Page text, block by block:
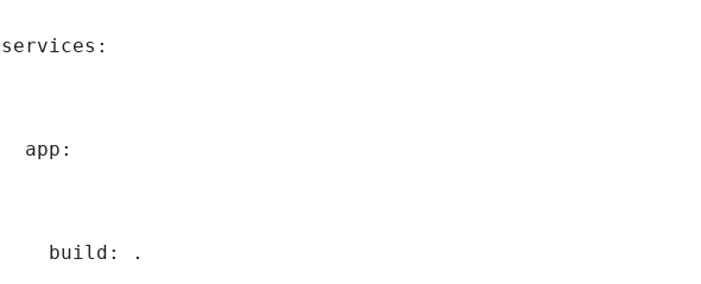
services:
  app:
    build: .